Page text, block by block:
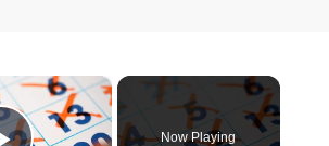
×
Now Playing